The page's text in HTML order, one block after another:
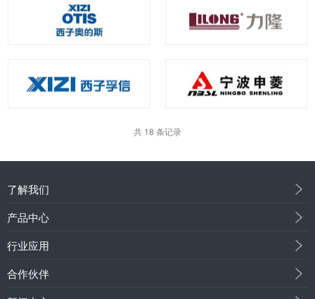
共 18 条记录
了解我们
产品中心
行业应用
合作伙伴